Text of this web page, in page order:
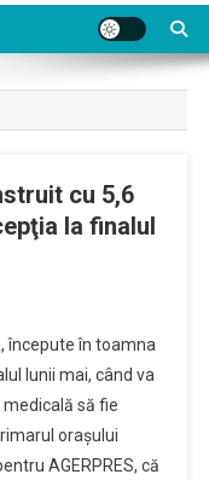
cu 5,6
la finalul
începute în toamna
lunii mai, când va
să fie
oraşului
AGERPRES, că